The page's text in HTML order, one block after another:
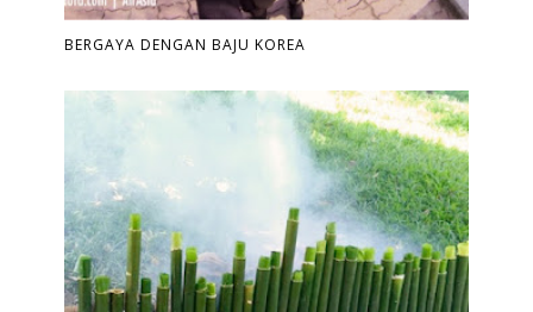
BERGAYA DENGAN BAJU KOREA